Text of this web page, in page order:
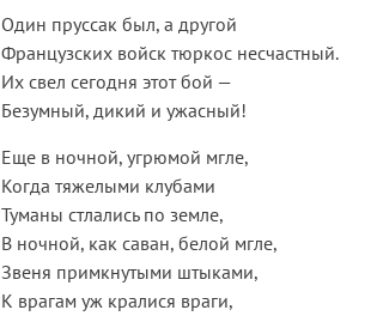
Один пруссак был, а другой
Французских войск тюркос несчастный.
Их свел сегодня этот бой —
Безумный, дикий и ужасный!
Еще в ночной, угрюмой мгле,
Когда тяжелыми клубами
Туманы стлались по земле,
В ночной, как саван, белой мгле,
Звеня примкнутыми штыками,
К врагам уж кралися враги,